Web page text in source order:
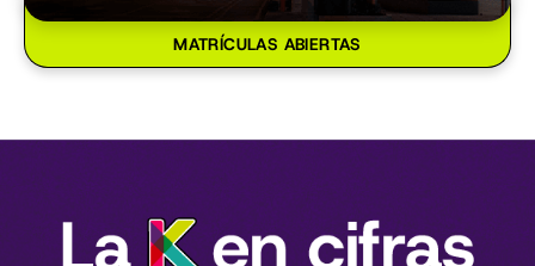
MATRÍCULAS ABIERTAS